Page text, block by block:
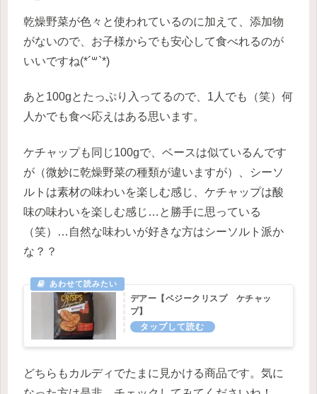
乾燥野菜が色々と使われているのに加えて、添加物
がないので、お子様からでも安心して食べれるのが
いいですね(*´꒳`*)
あと100gとたっぷり入ってるので、1人でも（笑）何
人かでも食べ応えはある思います。
ケチャップも同じ100gで、ベースは似ているんです
が（微妙に乾燥野菜の種類が違いますが）、シーソ
ルトは素材の味わいを楽しむ感じ、ケチャップは酸
味の味わいを楽しむ感じ…と勝手に思っている
（笑）…自然な味わいが好きな方はシーソルト派か
な？？
デアー【ベジークリスプ ケチャッ
プ】
どちらもカルディでたまに見かける商品です。気に